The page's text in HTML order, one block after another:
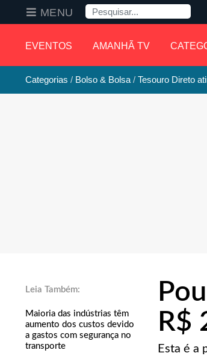
EVENTOS AMANHÃ TV
MENU Pesquisa
Categorias Bolso & Bolsa Tesouro Direto
Maioria das indústrias têm
aumento dos custos devido
a gastos com segurança no
transporte
R$
Esta é a